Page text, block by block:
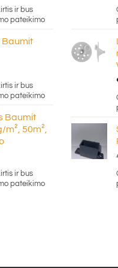
ir bus
pateikimo
Baumit
ir bus
pateikimo
Baumit
m², 50m²,
ir bus
pateikimo